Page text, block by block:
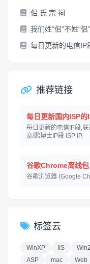
佀 氏 宗 祠
我们姓“佀”不姓“侣”
每日更新的电信IP
推荐链接
每日更新国内ISP的
每日更新的电信IP段,
宽/鹏博士IP段 ISP IP.
谷歌Chrome离线包
谷歌浏览器 (Google
标签云
WinXP IIS
ASP
mac Web